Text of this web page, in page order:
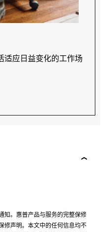
适应日益变化的工作场
知。惠普产品与服务的完整保修
修声明。本文中的任何信息均不